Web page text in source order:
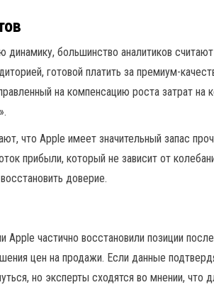
динамику, большинство аналитиков
готовой платить за премиум-
на компенсацию роста затрат
что Apple имеет значительный запас
прибыли, который не зависит от
доверие.
Apple частично восстановили позиции
цен на продажи. Если данные
но эксперты сходятся во мнении, что